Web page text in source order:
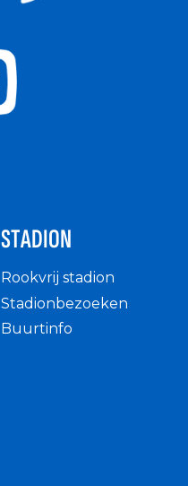
STADION
Rookvrij stadion
Stadionbezoeken
Buurtinfo